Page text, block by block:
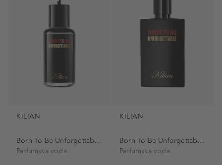
KILIAN
Born To Be Unforgettable...
Parfumska voda
KILIAN
Born To Be Unforgettable...
Parfumska voda